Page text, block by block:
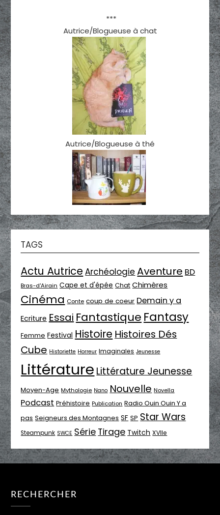
***
Autrice/Blogueuse à chat
Autrice/Blogueuse à thé
TAGS
Actu Autrice Archéologie Aventure BD
Bras-d'Airain Cape et d'épée Chat Chimères
Cinéma Conte coup de coeur Demain y a
Ecriture Essai Fantastique Fantasy
Femme Festival Histoire Histoires Dés
Cube Historiette Horreur Imaginales Jeunesse
Littérature Littérature Jeunesse
Moyen-Age Mythologie Nano Nouvelle Novella
Podcast Préhistoire Publication Radio Ouin Ouin Y a
pas Seigneurs des Montagnes SF SP Star Wars
Steampunk SWCE Série Tirage Twitch XVIIe
RECHERCHER